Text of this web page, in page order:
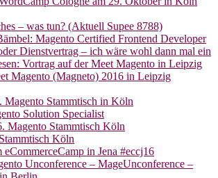
– was tun? (Aktuell Supee 8788)
Magento Certified Frontend Developer
Dienstvertrag – ich wäre wohl dann mal ein
Vortrag auf der Meet Magento in Leipzig
Magento (Magneto) 2016 in Leipzig
Magento Stammtisch in Köln
Solution Specialist
Magento Stammtisch Köln
Köln
eCommerceCamp in Jena #eccj16
Unconference – MageUnconference –